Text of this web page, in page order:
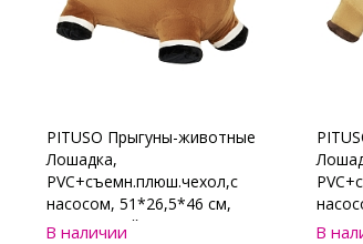
PITUSO Прыгуны-животные
Лошадка,
PVC+съемн.плюш.чехол,с
насосом, 51*26,5*46 см,
Коричневый
В наличии В